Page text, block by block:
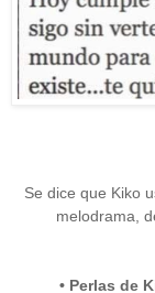
Se dice que Kiko
melodrama,
• Perlas de